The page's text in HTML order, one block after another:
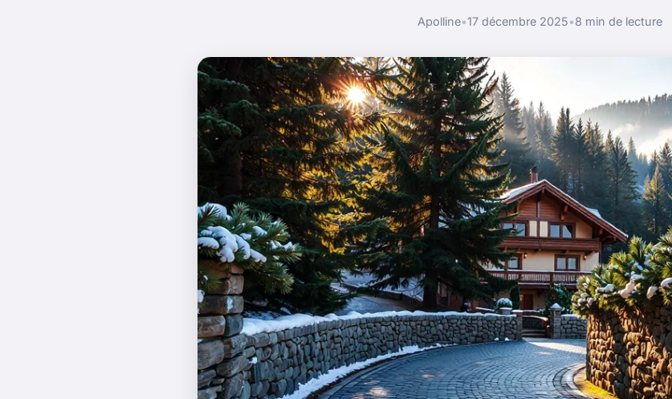
Apolline•17 décembre 2025•8 min de lecture